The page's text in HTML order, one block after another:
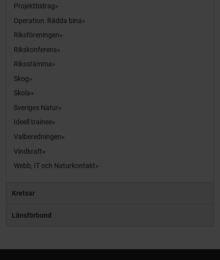
Projektbidrag
Operation: Rädda bina
Riksföreningen
Rikskonferens
Riksstämma
Skog
Skola
Sveriges Natur
Ideell trainee
Valberedningen
Vindkraft
Webb, IT och Naturkontakt
Kretsar
Länsförbund